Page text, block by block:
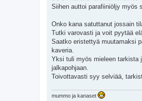
Siihen auttoi parafiiniöljy myös
Onko kana satuttanut jossain
Tutki varovasti ja voit pyytää
Saatko eristettyä muutamaksi
kaveria.
Yksi tuli myös mieleen tarkista
jalkapohjaan.
Toivottavasti syy selviää,
mummo ja kanaset